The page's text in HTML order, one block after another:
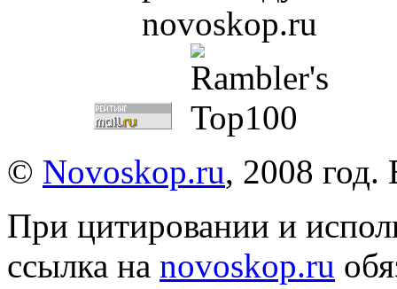
© Novoskop.ru, 2008
При цитировании и
ссылка на novoskop.ru